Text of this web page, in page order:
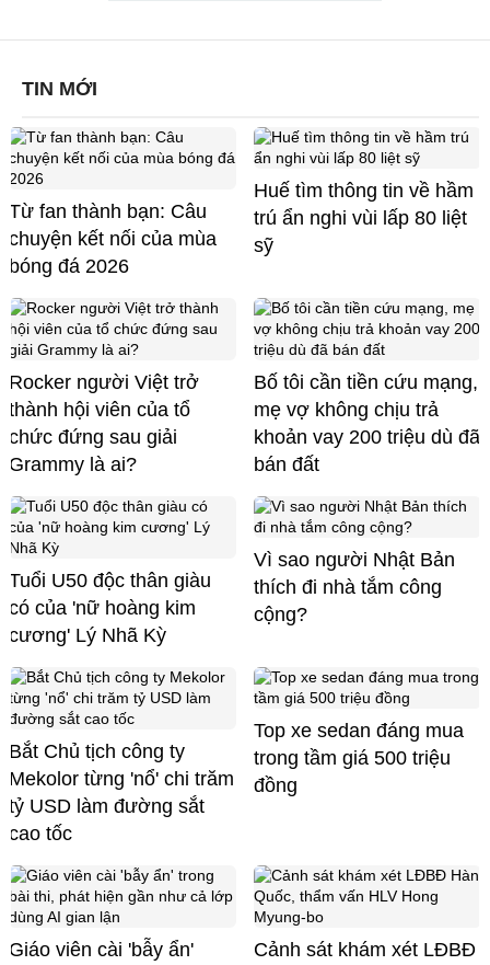
TIN MỚI
Từ fan thành bạn: Câu
chuyện kết nối của mùa
bóng đá 2026
Huế tìm thông tin về hầm
trú ẩn nghi vùi lấp 80 liệt
sỹ
Rocker người Việt trở
thành hội viên của tổ
chức đứng sau giải
Grammy là ai?
Bố tôi cần tiền cứu mạng,
mẹ vợ không chịu trả
khoản vay 200 triệu dù đã
bán đất
Tuổi U50 độc thân giàu
có của 'nữ hoàng kim
cương' Lý Nhã Kỳ
Vì sao người Nhật Bản
thích đi nhà tắm công
cộng?
Bắt Chủ tịch công ty
Mekolor từng 'nổ' chi trăm
tỷ USD làm đường sắt
cao tốc
Top xe sedan đáng mua
trong tầm giá 500 triệu
đồng
Giáo viên cài 'bẫy ẩn'
Cảnh sát khám xét LĐBĐ